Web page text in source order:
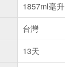
1857ml毫升
台灣
13天